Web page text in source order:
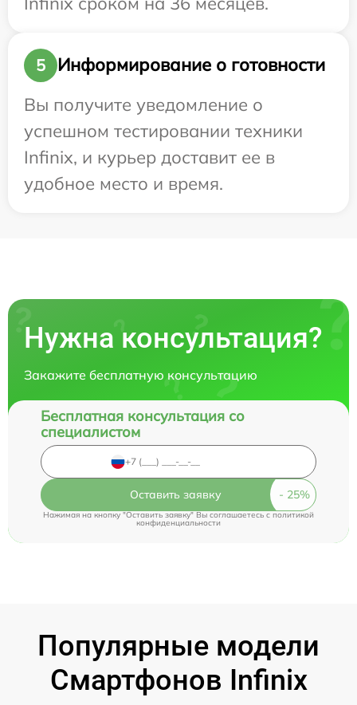
5
Информирование о готовности
Вы получите уведомление о
успешном тестировании техники
Infinix, и курьер доставит ее в
удобное место и время.
Нужна консультация?
Закажите бесплатную консультацию
Бесплатная консультация со
специалистом
Оставить заявку
Нажимая на кнопку "Оставить заявку" Вы соглашаетесь cполитикой
конфиденциальности
Популярные модели
Смартфонов Infinix